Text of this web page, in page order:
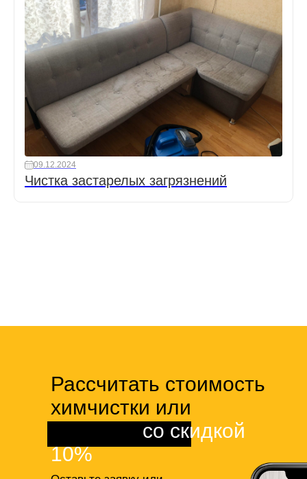
09.12.2024
Чистка застарелых загрязнений
Рассчитать стоимость
химчистки или
со скидкой
10%